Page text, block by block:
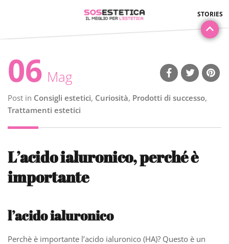
06 Mag
Post in Consigli estetici, Curiosità, Prodotti di successo,
Trattamenti estetici
L’acido ialuronico, perché è
importante
l’acido ialuronico
Perchè è importante l’acido ialuronico (HA)? Questo è un